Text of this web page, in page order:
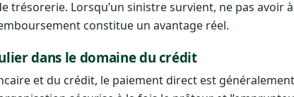
trésorerie. Lorsqu’un sinistre survient, ne pas avoir
constitue un avantage réel.
dans le domaine du crédit
et du crédit, le paiement direct est